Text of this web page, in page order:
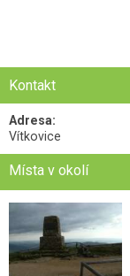
Kontakt
Adresa:
Vítkovice
Místa v okolí